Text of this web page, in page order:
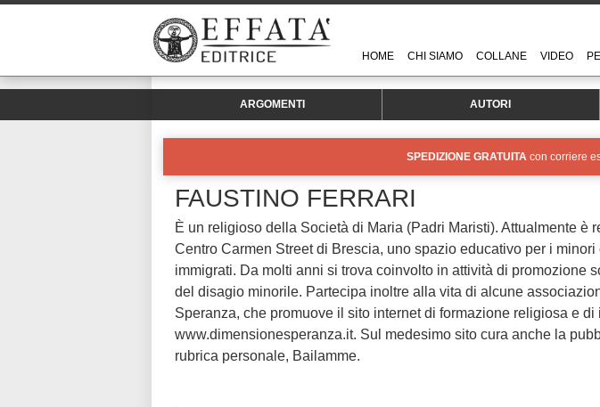
HOME CHI SIAMO COLLANE VIDEO
ARGOMENTI AUTORI
SPEDIZIONE GRATUITA con corriere
FAUSTINO FERRARI
È un religioso della Società di Maria (Padri Maristi). Attualmente è
Centro Carmen Street di Brescia, uno spazio educativo per i
immigrati. Da molti anni si trova coinvolto in attività di promozione
del disagio minorile. Partecipa inoltre alla vita di alcune
Speranza, che promuove il sito internet di formazione religiosa e di
www.dimensionesperanza.it. Sul medesimo sito cura anche la
rubrica personale, Bailamme.